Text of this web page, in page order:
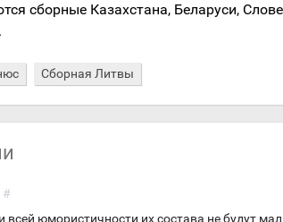
сборные Казахстана, Беларуси,
Сборная Литвы
#
всей юмористичности их состава не будут